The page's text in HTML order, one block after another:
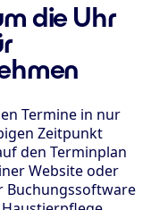
die Uhr
Termine in nur
Zeitpunkt
den Terminplan
Website oder
Buchungssoftware